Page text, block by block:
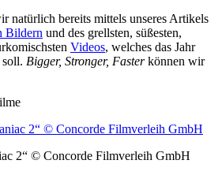
natürlich bereits mittels unseres Artikels
Bildern und des grellsten, süßesten,
Videos, welches das Jahr
Bigger, Stronger, Fasterkönnen wir
2“ © Concorde Filmverleih GmbH